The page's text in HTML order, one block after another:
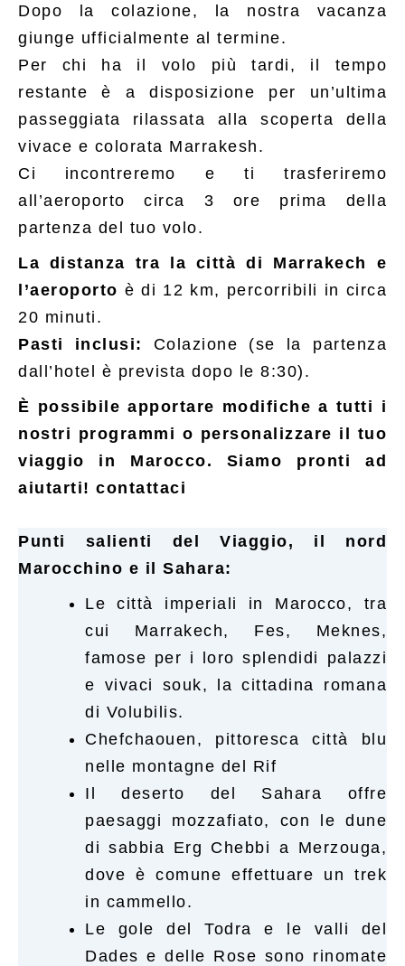
Dopo la colazione, la nostra vacanza
giunge ufficialmente al termine.
Per chi ha il volo più tardi, il tempo
restante è a disposizione per un’ultima
passeggiata rilassata alla scoperta della
vivace e colorata Marrakesh.
Ci incontreremo e ti trasferiremo
all’aeroporto circa 3 ore prima della
partenza del tuo volo.
La distanza tra la città di Marrakech e
l’aeroporto è di 12 km, percorribili in circa
20 minuti.
Pasti inclusi: Colazione (se la partenza
dall’hotel è prevista dopo le 8:30).
È possibile apportare modifiche a tutti i
nostri programmi o personalizzare il tuo
viaggio in Marocco. Siamo pronti ad
aiutarti! contattaci
Punti salienti del Viaggio, il nord
Marocchino e il Sahara:
Le città imperiali in Marocco, tra
cui Marrakech, Fes, Meknes,
famose per i loro splendidi palazzi
e vivaci souk, la cittadina romana
di Volubilis.
Chefchaouen, pittoresca città blu
nelle montagne del Rif
Il deserto del Sahara offre
paesaggi mozzafiato, con le dune
di sabbia Erg Chebbi a Merzouga,
dove è comune effettuare un trek
in cammello.
Le gole del Todra e le valli del
Dades e delle Rose sono rinomate